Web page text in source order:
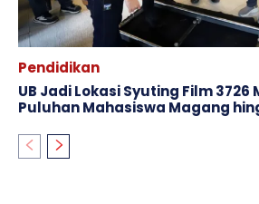
Pendidikan
UB Jadi Lokasi Syuting Film 3726
Puluhan Mahasiswa Magang